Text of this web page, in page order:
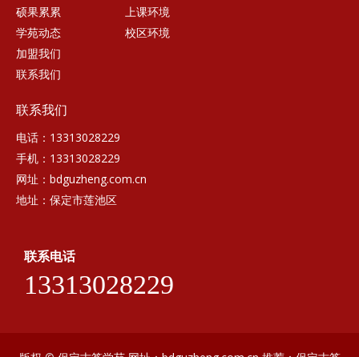
硕果累累
学苑动态
加盟我们
联系我们
上课环境
校区环境
联系我们
电话：13313028229
手机：13313028229
网址：bdguzheng.com.cn
地址：保定市莲池区
联系电话
13313028229